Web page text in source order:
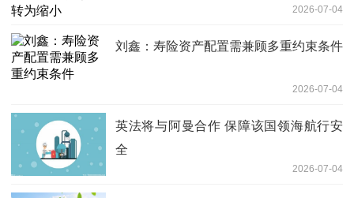
2026-07-04
刘鑫：寿险资产配置需兼顾多重约束条件
2026-07-04
英法将与阿曼合作 保障该国领海航行安
全
2026-07-04